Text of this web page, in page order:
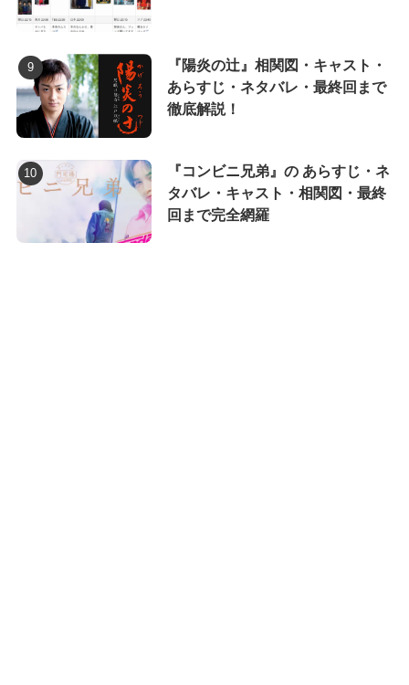
『陽炎の辻』相関図・キャスト・
あらすじ・ネタバレ・最終回まで
徹底解説！
『コンビニ兄弟』の あらすじ・ネ
タバレ・キャスト・相関図・最終
回まで完全網羅